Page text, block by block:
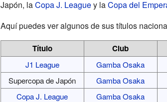
Japón, laCopa J. Leaguey laCopa del
Aquí puedes ver algunos de sus títulos
Título Club
J1 League Gamba Osaka
Supercopa de Japón
Gamba Osaka
Copa J. League
Gamba Osaka